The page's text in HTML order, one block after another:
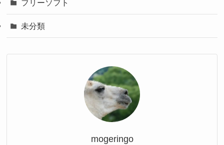
フリーソフト
未分類
mogeringo